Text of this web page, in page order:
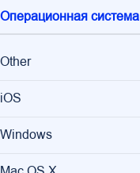
Операционная система
Other
iOS
Windows